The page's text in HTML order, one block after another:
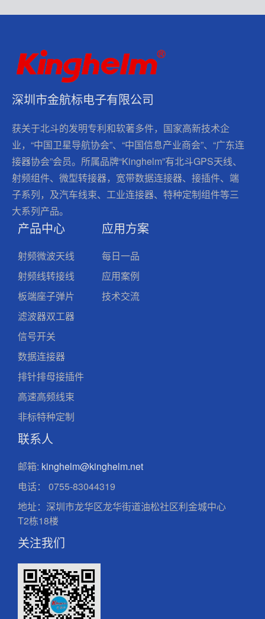
深圳市金航标电子有限公司
获关于北斗的发明专利和软著多件，国家高新技术企
业，“中国卫星导航协会”、“中国信息产业商会”、“广东连
接器协会”会员。所属品牌“Kinghelm”有北斗GPS天线、
射频组件、微型转接器，宽带数据连接器、接插件、端
子系列，及汽车线束、工业连接器、特种定制组件等三
大系列产品。
产品中心
射频微波天线
射频线转接线
板端座子弹片
滤波器双工器
信号开关
数据连接器
排针排母接插件
高速高频线束
非标特种定制
应用方案
每日一品
应用案例
技术交流
联系人
邮箱: kinghelm@kinghelm.net
电话：
0755-83044319
地址：深圳市龙华区龙华街道油松社区利金城中心
T2栋18楼
关注我们